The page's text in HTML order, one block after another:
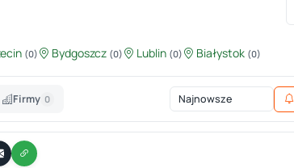
(0) Bydgoszcz (0) Lublin (0) Białystok (0)
Firmy 0